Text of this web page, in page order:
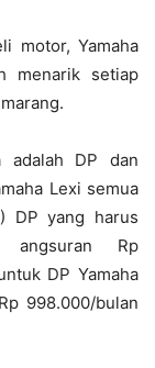
motor, Yamaha
menarik setiap
adalah DP dan
Lexi semua
DP yang harus
angsuran Rp
DP Yamaha
998.000/bulan